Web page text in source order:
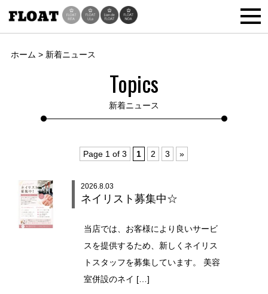
ホーム > 新着ニュース
Topics
新着ニュース
Page 1 of 3 1 2 3 »
2026.8.03
ネイリスト募集中☆
当店では、お客様により良いサービ
スを提供するため、新しくネイリス
トスタッフを募集しています。 美容
室併設のネイ […]